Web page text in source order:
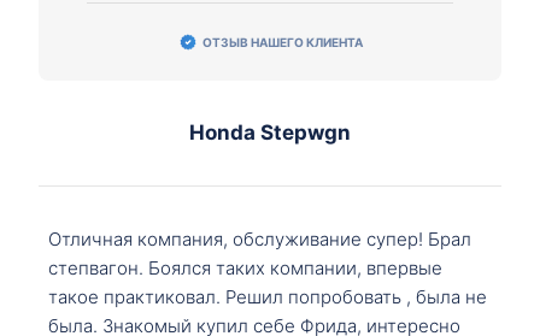
ОТЗЫВ НАШЕГО КЛИЕНТА
Honda Stepwgn
Отличная компания, обслуживание супер! Брал
степвагон. Боялся таких компании, впервые
такое практиковал. Решил попробовать , была не
была. Знакомый купил себе Фрида, интересно